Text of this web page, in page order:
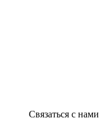
Связаться с нами